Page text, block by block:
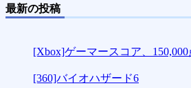
最新の投稿
[Xbox]ゲーマースコア、150,000
[360]バイオハザード6